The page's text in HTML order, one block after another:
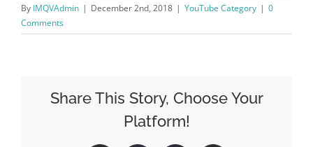
By IMQVAdmin | December 2nd, 2018 | YouTube Category | 0
Comments
Share This Story, Choose Your
Platform!